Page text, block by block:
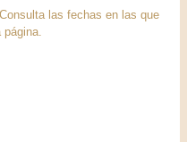
las fechas en las que